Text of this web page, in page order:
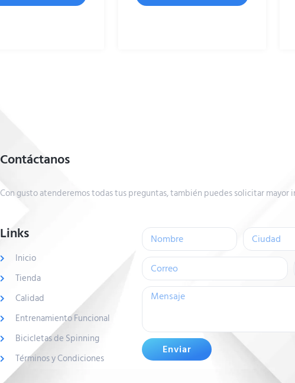
Contáctanos
Con gusto atenderemos todas tus preguntas, también puedes solicitar mayor
Links
Inicio
Tienda
Calidad
Entrenamiento Funcional
Bicicletas de Spinning
Términos y Condiciones
Enviar